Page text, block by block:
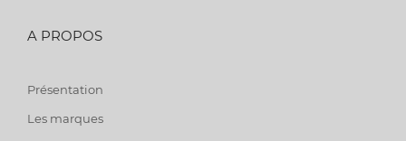
A PROPOS
Présentation
Les marques